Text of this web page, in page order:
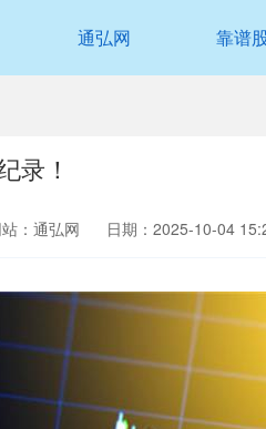
通弘网 靠谱
录！
：通弘网 日期：2025-10-04